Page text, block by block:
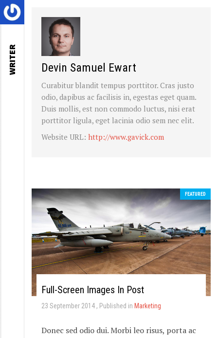
Devin Samuel Ewart
Curabitur blandit tempus porttitor. Cras justo
odio, dapibus ac facilisis in, egestas eget quam.
Duis mollis, est non commodo luctus, nisi erat
porttitor ligula, eget lacinia odio sem nec elit.
Website URL: http://www.gavick.com
FEATURED
Full-Screen Images In Post
23 September 2014 Published in Marketing
Donec sed odio dui. Morbi leo risus, porta ac
WRITER